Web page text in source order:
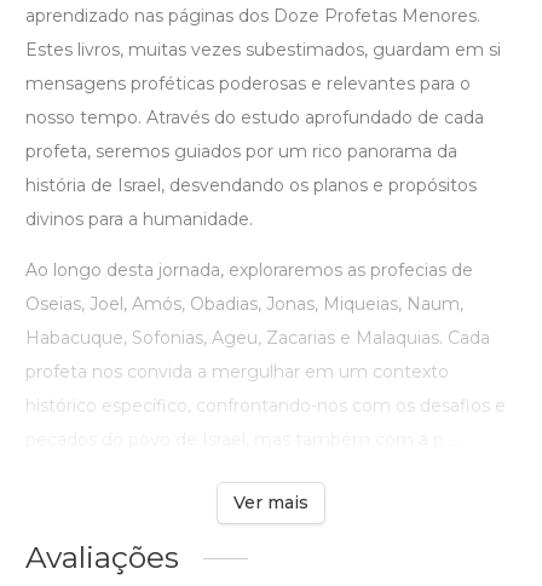
aprendizado nas páginas dos Doze Profetas Menores.
Estes livros, muitas vezes subestimados, guardam em si
mensagens proféticas poderosas e relevantes para o
nosso tempo. Através do estudo aprofundado de cada
profeta, seremos guiados por um rico panorama da
história de Israel, desvendando os planos e propósitos
divinos para a humanidade.
Ao longo desta jornada, exploraremos as profecias de
Oseias, Joel, Amós, Obadias, Jonas, Miqueias, Naum,
Habacuque, Sofonias, Ageu, Zacarias e Malaquias. Cada
profeta nos convida a mergulhar em um contexto
histórico específico, confrontando-nos com os desafios e
Ver mais
Avaliações